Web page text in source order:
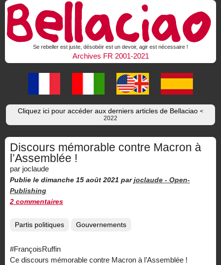
Se rebeller est juste, désobéir est un devoir, agir est nécessaire !
Archives FR 2001-2021
Cliquez ici pour accéder aux derniers articles de Bellaciao <
2022
Discours mémorable contre Macron à
l’Assemblée !
par joclaude
Publie le dimanche 15 août 2021 par joclaude - Open-
Publishing
2 commentaires
Partis politiques Gouvernements
#FrançoisRuffin
Ce discours mémorable contre Macron à l’Assemblée !